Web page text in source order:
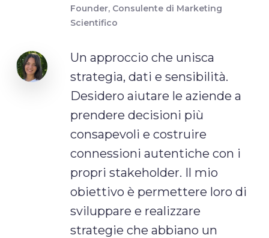
Founder, Consulente di Marketing
Scientifico
Un approccio che unisca
strategia, dati e sensibilità.
Desidero aiutare le aziende a
prendere decisioni più
consapevoli e costruire
connessioni autentiche con i
propri stakeholder. Il mio
obiettivo è permettere loro di
sviluppare e realizzare
strategie che abbiano un